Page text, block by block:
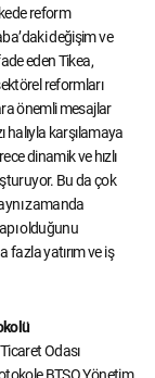
reform
değişim ve
eden Tikea,
reformları
önemli mesajlar
halıyla karşılamaya
dinamik ve hızlı
Bu da çok
zamanda
olduğunu
fazla yatırım ve iş
Odası